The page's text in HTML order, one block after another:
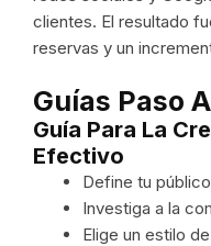
clientes. El resultado
reservas y un
Guías Paso
Guía Para La
Efectivo
Define tu
Investiga a la
Elige un estilo